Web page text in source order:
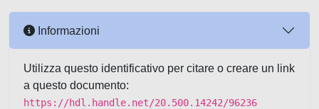
Informazioni
Utilizza questo identificativo per citare o creare un link
a questo documento:
https://hdl.handle.net/20.500.14242/96236